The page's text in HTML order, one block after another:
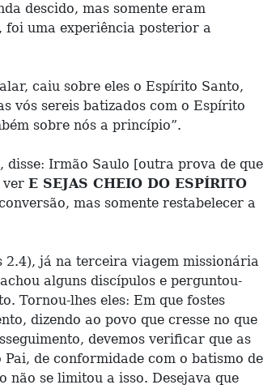
descido, mas somente eram
foi uma experiência posterior a
caiu sobre eles o Espírito Santo,
vós sereis batizados com o Espírito
sobre nós a princípio”.
disse: Irmão Saulo [outra prova de que
ver E SEJAS CHEIO DO ESPÍRITO
mas somente restabelecer a
2.4), já na terceira viagem missionária
alguns discípulos e perguntou-
Tornou-lhes eles: Em que fostes
dizendo ao povo que cresse no que
devemos verificar que as
de conformidade com o batismo de
não se limitou a isso. Desejava que